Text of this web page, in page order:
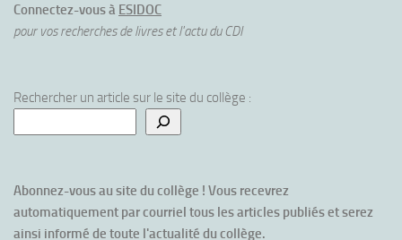
Connectez-vous à ESIDOC
pour vos recherches de livres et l'actu du CDI
Rechercher un article sur le site du collège :
Abonnez-vous au site du collège ! Vous recevrez
automatiquement par courriel tous les articles publiés et serez
ainsi informé de toute l'actualité du collège.